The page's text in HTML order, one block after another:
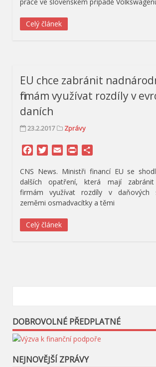
Celý článek
EU chce zabránit
firmám využívat rozdíly v
daních
23.2.2017 Zprávy
Facebook
Twitter
Email Print
CNS News. Ministři financí EU se
dalších opatření, která mají zabránit
firmám využívat rozdíly v daňových
zeměmi osmadvacítky a těmi
Celý článek
DOBROVOLNÉ PŘEDPLATNÉ
NEJNOVĚJŠÍ ZPRÁVY